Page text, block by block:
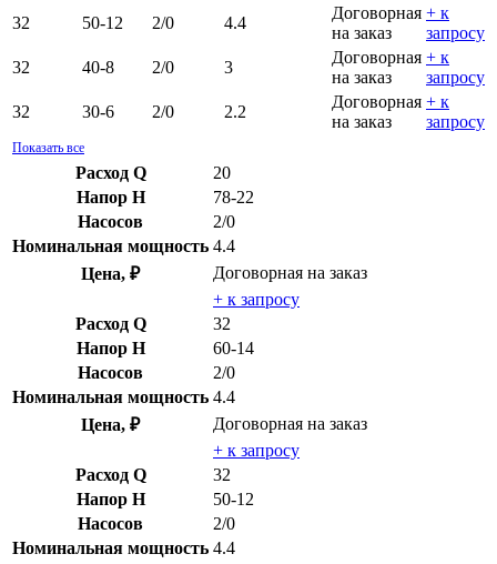
32
50-12 2/0 4.4
Договорная
на заказ
+ к
запросу
32
40-8 2/0 3
Договорная
на заказ
+ к
запросу
32
30-6 2/0 2.2
Договорная
на заказ
+ к
запросу
Показать все
Расход Q
20
Напор H
78-22
Насосов
2/0
Номинальная мощность 4.4
Цена, ₽
Договорная на заказ
+ к запросу
Расход Q
32
Напор H
60-14
Насосов
2/0
Номинальная мощность 4.4
Цена, ₽
Договорная на заказ
+ к запросу
Расход Q
32
Напор H
50-12
Насосов
2/0
Номинальная мощность 4.4